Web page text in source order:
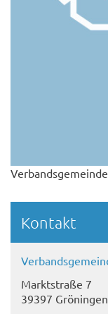
Kontakt
Marktstraße 7
39397 Gröningen